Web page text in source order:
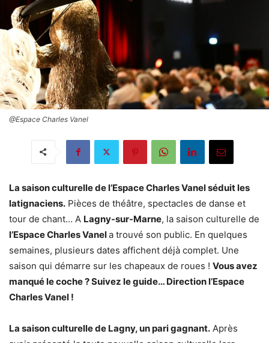
@Espace Charles Vanel
La saison culturelle de l’Espace Charles Vanel séduit les
latignaciens. Pièces de théâtre, spectacles de danse et
tour de chant… A Lagny-sur-Marne, la saison culturelle de
l’Espace Charles Vanela trouvé son public. En quelques
semaines, plusieurs dates affichent déjà complet. Une
saison qui démarre sur les chapeaux de roues ! Vous avez
manqué le coche ? Suivez le guide… Direction l’Espace
Charles Vanel !
La saison culturelle de Lagny, un pari gagnant. Après